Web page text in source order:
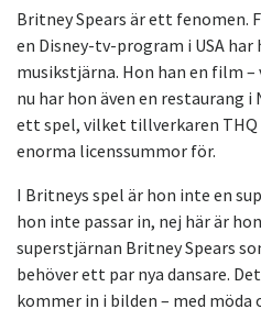
Britney Spears är ett fenomen.
en Disney-tv-program i USA
musikstjärna. Hon han en film
nu har hon även en restaurang i
ett spel, vilket tillverkaren
enorma licenssummor för.
I Britneys spel är hon inte en
hon inte passar in, nej här är
superstjärnan Britney Spears
behöver ett par nya dansare.
kommer in i bilden – med möda